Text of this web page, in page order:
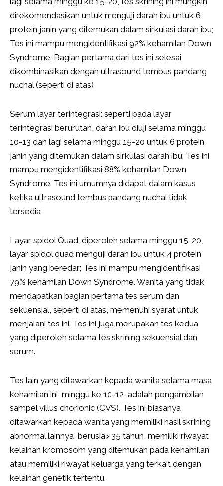
direkomendasikan untuk menguji darah ibu untuk 6
protein janin yang ditemukan dalam sirkulasi darah ibu;
Tes ini mampu mengidentifikasi 92% kehamilan Down
Syndrome. Bagian pertama dari tes ini selesai
dikombinasikan dengan ultrasound tembus pandang
nuchal (seperti di atas)
Serum layar terintegrasi: seperti pada layar
terintegrasi berurutan, darah ibu diuji selama minggu
10-13 dan lagi selama minggu 15-20 untuk 6 protein
janin yang ditemukan dalam sirkulasi darah ibu; Tes ini
mampu mengidentifikasi 88% kehamilan Down
Syndrome. Tes ini umumnya didapat dalam kasus
ketika ultrasound tembus pandang nuchal tidak
tersedia
Layar spidol Quad: diperoleh selama minggu 15-20,
layar spidol quad menguji darah ibu untuk 4 protein
janin yang beredar; Tes ini mampu mengidentifikasi
79% kehamilan Down Syndrome. Wanita yang tidak
mendapatkan bagian pertama tes serum dan
sekuensial, seperti di atas, memenuhi syarat untuk
menjalani tes ini. Tes ini juga merupakan tes kedua
yang diperoleh selama tes skrining sekuensial dan
serum.
Tes lain yang ditawarkan kepada wanita selama masa
kehamilan ini, minggu ke 10-12, adalah pengambilan
sampel villus chorionic (CVS). Tes ini biasanya
ditawarkan kepada wanita yang memiliki hasil skrining
abnormal lainnya, berusia> 35 tahun, memiliki riwayat
kelainan kromosom yang ditemukan pada kehamilan
atau memiliki riwayat keluarga yang terkait dengan
kelainan genetik tertentu.